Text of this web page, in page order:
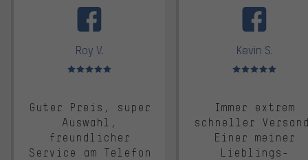
Roy V.
Bewertungen: 5 von 5
Guter Preis, super
Auswahl,
freundlicher
Service am Telefon
Kevin S.
Bewertungen: 5 von 5
Immer extrem
schneller
Einer meiner
Lieblings-